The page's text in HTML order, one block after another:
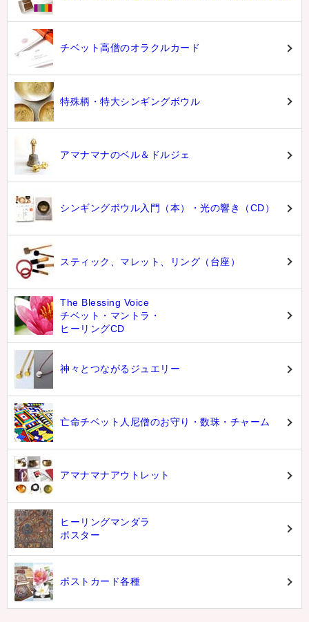
チベット高僧のオラクルカード
特殊柄・特大シンギングボウル
アマナマナのベル＆ドルジェ
シンギングボウル入門（本）・光の響き（CD）
スティック、マレット、リング（台座）
The Blessing Voice
チベット・マントラ・
ヒーリングCD
神々とつながるジュエリー
亡命チベット人尼僧のお守り・数珠・チャーム
アマナマナアウトレット
ヒーリングマンダラ
ポスター
ポストカード各種